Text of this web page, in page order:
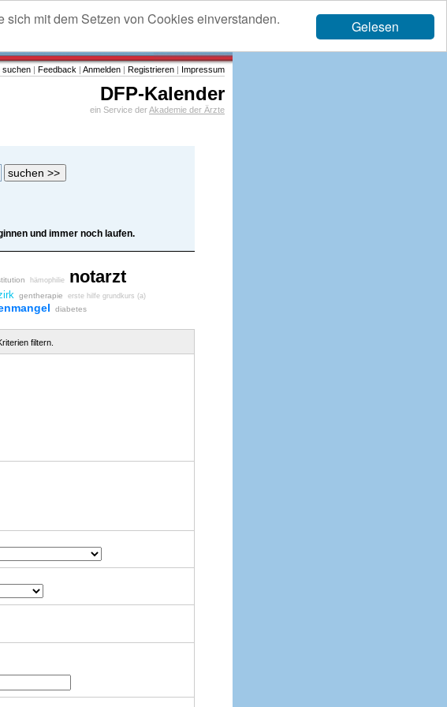
Gelesen
mit dem Setzen von Cookies einverstanden.
suchen | Feedback | Anmelden | Registrieren | Impressum
DFP-Kalender
ein Service derAkademie der Ärzte
und immer noch laufen.
hämophilie notarzt
gentherapie erste hilfe grundkurs (a)
diabetes
filtern.